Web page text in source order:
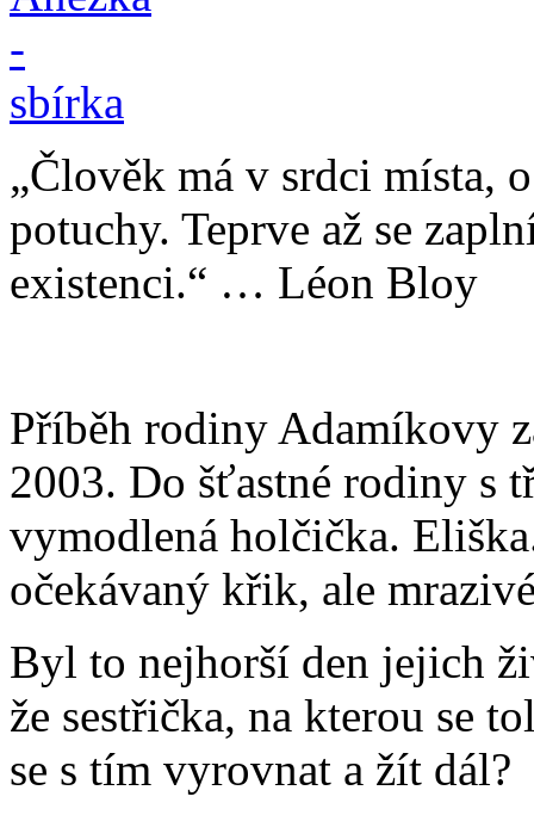
„Člověk má v srdci místa,
potuchy. Teprve až se
existenci.“ … Léon Bloy
Příběh rodiny Adamíkovy
2003. Do šťastné rodiny s
vymodlená holčička.
očekávaný křik, ale
Byl to nejhorší den jejich
že sestřička, na kterou se
se s tím vyrovnat a žít dál?